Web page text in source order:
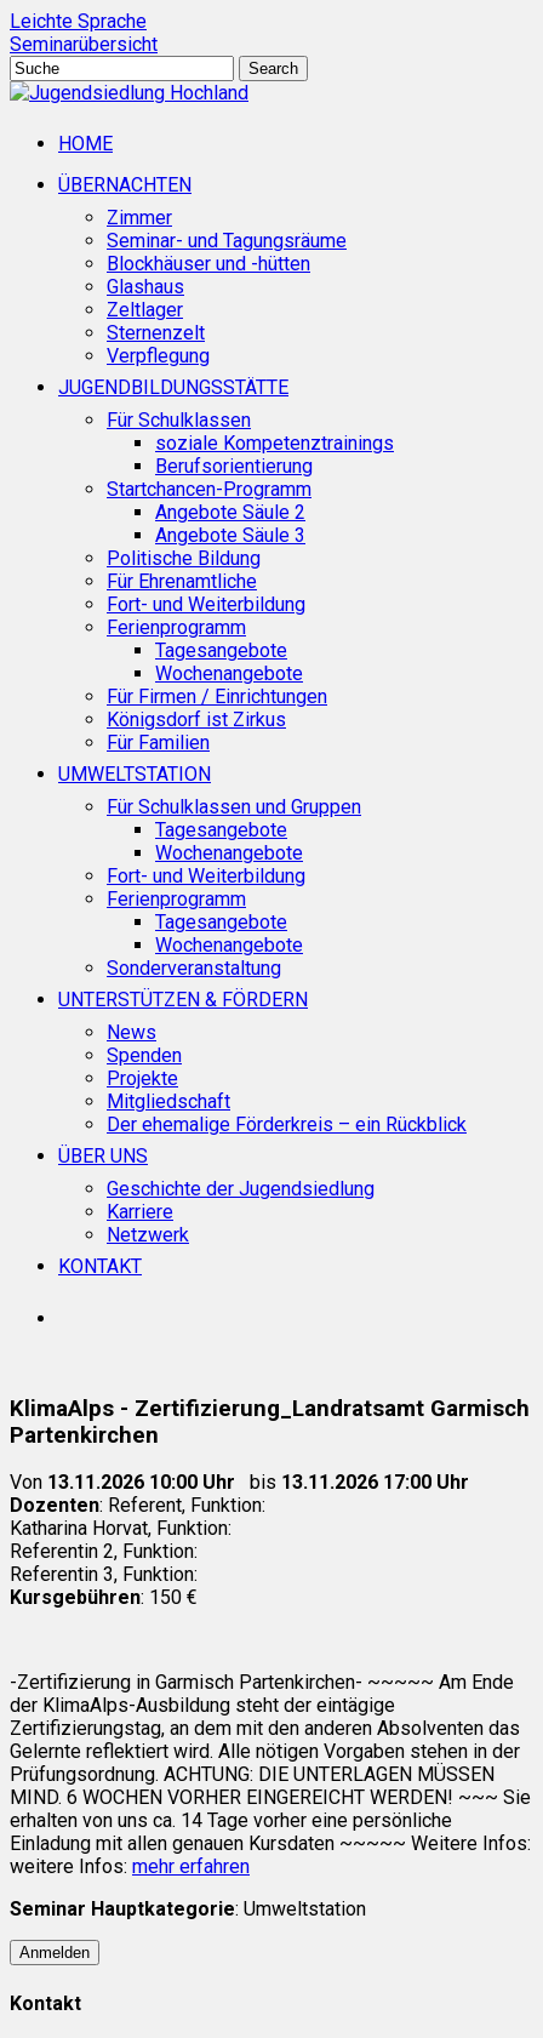
Skip
to
main
content
Leichte Sprache
Seminarübersicht
Search
Close
searchHOME
ÜBERNACHTEN
Zimmer
Seminar- und Tagungsräume
Blockhäuser und -hütten
Glashaus
Zeltlager
Sternenzelt
Verpflegung
JUGENDBILDUNGSSTÄTTE
Für Schulklassen
soziale Kompetenztrainings
Berufsorientierung
Startchancen-Programm
Angebote Säule 2
Angebote Säule 3
Politische Bildung
Für Ehrenamtliche
Fort- und Weiterbildung
Ferienprogramm
Tagesangebote
Wochenangebote
Für Firmen / Einrichtungen
Königsdorf ist Zirkus
Für Familien
UMWELTSTATION
Für Schulklassen und Gruppen
Tagesangebote
Wochenangebote
Fort- und Weiterbildung
Ferienprogramm
Tagesangebote
Wochenangebote
Sonderveranstaltung
UNTERSTÜTZEN & FÖRDERN
News
Spenden
Projekte
Mitgliedschaft
Der ehemalige Förderkreis – ein Rückblick
ÜBER UNS
Geschichte der Jugendsiedlung
Karriere
Netzwerk
KONTAKT
KlimaAlps - Zertifizierung_Landratsamt Garmisch
Partenkirchen
Von 13.11.2026 10:00 Uhr bis 13.11.2026 17:00 Uhr
Dozenten: Referent, Funktion:
Katharina Horvat, Funktion:
Referentin 2, Funktion:
Referentin 3, Funktion:
Kursgebühren: 150 €
-Zertifizierung in Garmisch Partenkirchen- ~~~~~ Am Ende
der KlimaAlps-Ausbildung steht der eintägige
Zertifizierungstag, an dem mit den anderen Absolventen das
Gelernte reflektiert wird. Alle nötigen Vorgaben stehen in der
Prüfungsordnung. ACHTUNG: DIE UNTERLAGEN MÜSSEN
MIND. 6 WOCHEN VORHER EINGEREICHT WERDEN! ~~~ Sie
erhalten von uns ca. 14 Tage vorher eine persönliche
Einladung mit allen genauen Kursdaten ~~~~~ Weitere Infos:
weitere Infos: mehr erfahren
Seminar Hauptkategorie: Umweltstation
Anmelden
Kontakt